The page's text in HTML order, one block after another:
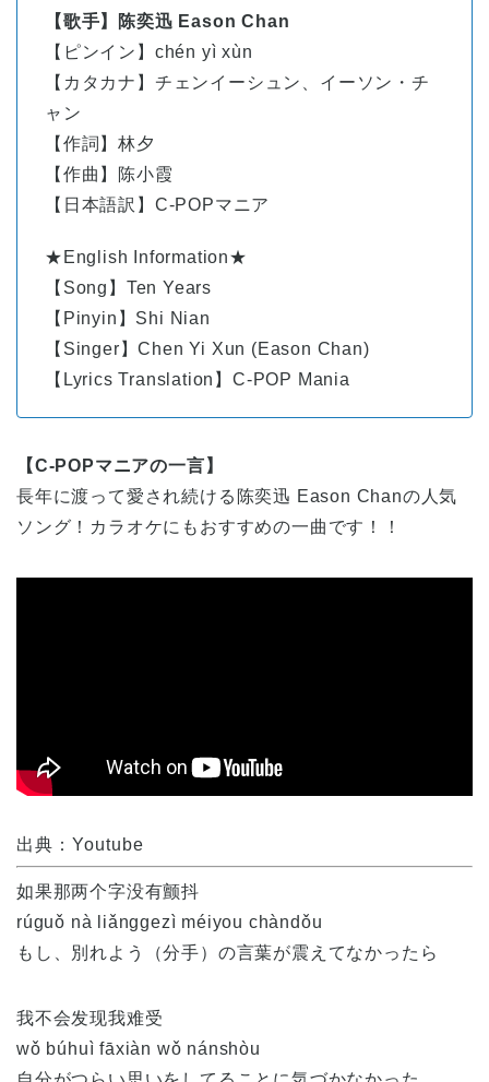
【歌手】陈奕迅 Eason Chan
【ピンイン】chén yì xùn
【カタカナ】チェンイーシュン、イーソン・チ
ャン
【作詞】林夕
【作曲】陈小霞
【日本語訳】C-POPマニア
★English Information★
【Song】Ten Years
【Pinyin】Shi Nian
【Singer】Chen Yi Xun (Eason Chan)
【Lyrics Translation】C-POP Mania
【C-POPマニアの一言】
長年に渡って愛され続ける陈奕迅 Eason Chanの人気
ソング！カラオケにもおすすめの一曲です！！
出典：Youtube
如果那两个字没有颤抖
rúguǒ nà liǎnggezì méiyou chàndǒu
もし、別れよう（分手）の言葉が震えてなかったら
我不会发现我难受
wǒ búhuì fāxiàn wǒ nánshòu